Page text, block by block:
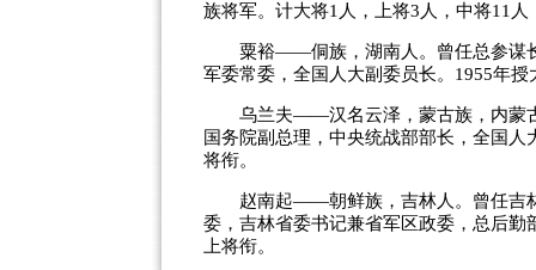
族将军。计大将1人，上将3人，中将11
粟裕——侗族，湖南人。曾任总参谋长
军委常委，全国人大副委员长。1955年授
乌兰夫——汉名云泽，蒙古族，内蒙古
国务院副总理，中央统战部部长，全国
将衔。
赵南起——朝鲜族，吉林人。曾任吉林
委，吉林省委书记兼省军区政委，总后
上将衔。